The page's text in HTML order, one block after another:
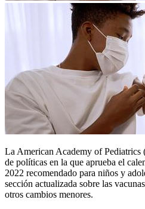
La American Academy of
de políticas en la que aprueba el
2022 recomendado para niños y
sección actualizada sobre las
otros cambios menores.